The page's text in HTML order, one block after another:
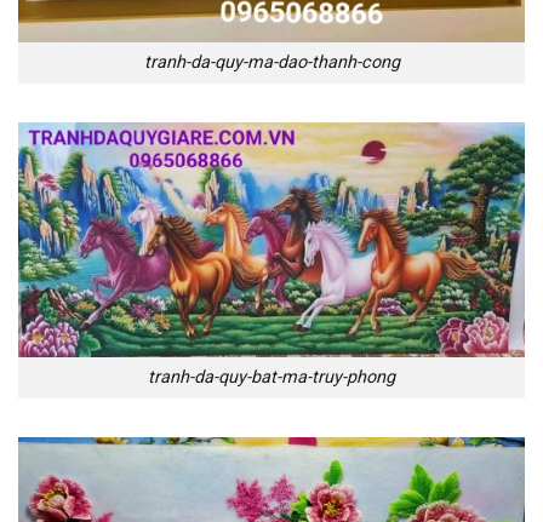
tranh-da-quy-ma-dao-thanh-cong
tranh-da-quy-bat-ma-truy-phong